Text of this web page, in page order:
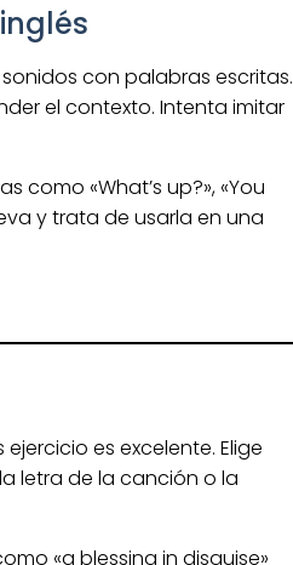
con palabras escritas.
el contexto. Intenta imitar
como «What’s up?», «You
y trata de usarla en una
es excelente. Elige
letra de la canción o la
«a blessing in disguise»